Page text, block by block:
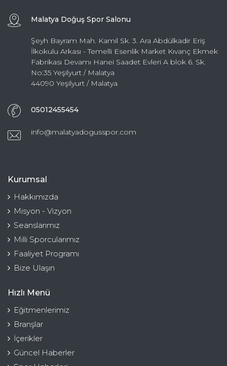
Malatya Doğuş Spor Salonu
Şeyh Bayram Mah. Kamil Sk. 3. Ara Abdülkadir Eriş
İlkokulu Arkası - Temelli Esenlik Market Kıvanç Ekmek
Fabrikası Devamı Hanei Saadet Evleri A blok 6. Sk.
No:35 Yeşilyurt / Malatya
44090 Yeşilyurt / Malatya
05012455454
info@malatyadogusspor.com
Kurumsal
Hakkımızda
Misyon - Vizyon
Seanslarımız
Milli Sporcularımız
Faaliyet Programı
Bize Ulaşın
Hızlı Menü
Eğitmenlerimiz
Branşlar
İçerikler
Güncel Haberler